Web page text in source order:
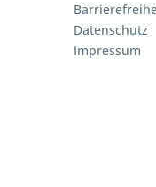
Datenschutz
Impressum